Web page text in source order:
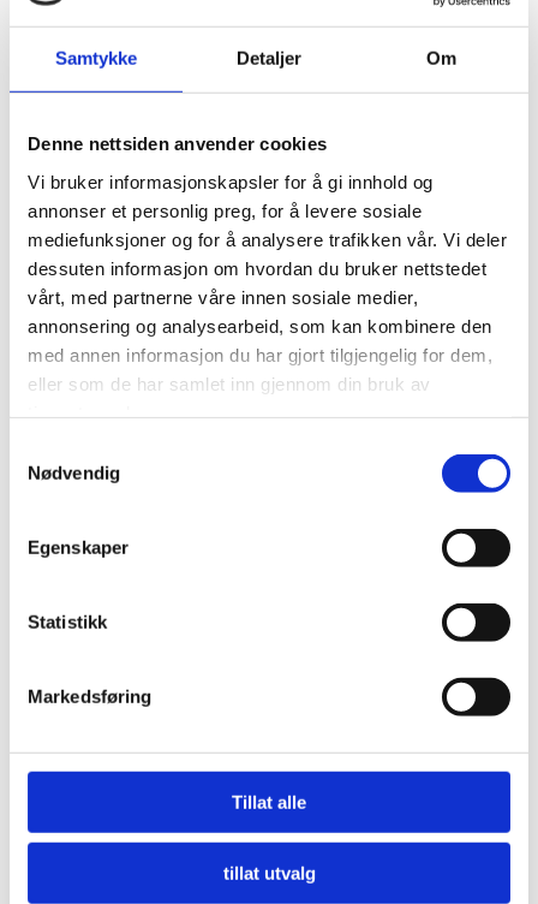
Samtykke Detaljer Om
Denne nettsiden anvender cookies
Vi bruker informasjonskapsler for å gi innhold og
annonser et personlig preg, for å levere sosiale
mediefunksjoner og for å analysere trafikken vår. Vi deler
dessuten informasjon om hvordan du bruker nettstedet
vårt, med partnerne våre innen sosiale medier,
annonsering og analysearbeid, som kan kombinere den
med annen informasjon du har gjort tilgjengelig for dem,
eller som de har samlet inn gjennom din bruk av
Nødvendig
Egenskaper
Statistikk
Markedsføring
Tillat alle
tillat utvalg
En komprimator til avfall reduserer behovet for
avfallstransport, så det vil lønne seg for virksomheter
som genererer store mengder avfall.
2. juli 2019
Tilbakemelding på avfallsprosent
Tiltak:
kildesorteringsprosenten etter endt oppdrag.
Vurder konkurranser eller premier for å motivere
Det er viktig at miljøarbeidet forankres i alle deler av
virksomheten, og at alle ansatte på byggeprosjekter
informeres og involveres. Tilbakemeldinger på
kildesorteringsprosent kan være motiverende for
medarbeiderne og bidra til at de ønsker å forbedre
seg til neste gang.